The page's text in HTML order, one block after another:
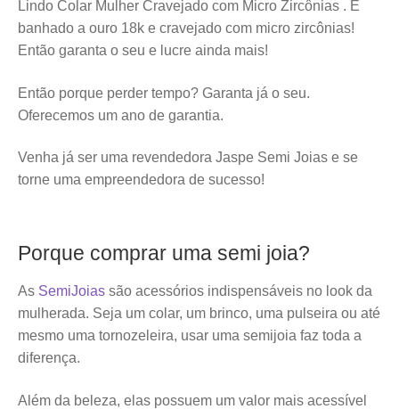
Lindo Colar Mulher Cravejado com Micro Zircônias . É
banhado a ouro 18k e cravejado com micro zircônias!
Então garanta o seu e lucre ainda mais!
Então porque perder tempo? Garanta já o seu.
Oferecemos um ano de garantia.
Venha já ser uma revendedora Jaspe Semi Joias e se
torne uma empreendedora de sucesso!
Porque comprar uma semi joia?
As SemiJoias são acessórios indispensáveis no look da
mulherada. Seja um colar, um brinco, uma pulseira ou até
mesmo uma tornozeleira, usar uma semijoia faz toda a
diferença.
Além da beleza, elas possuem um valor mais acessível